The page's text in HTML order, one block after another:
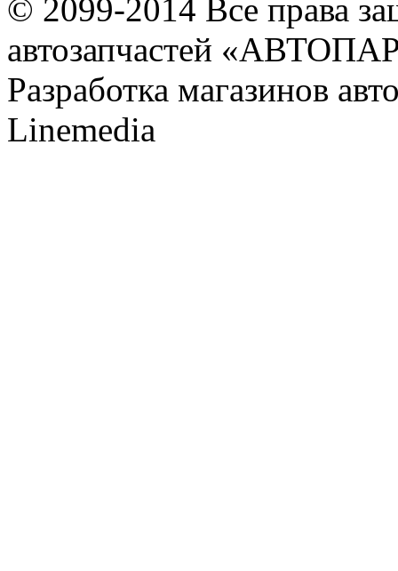
© 2099-2014 Все права
автозапчастей
Разработка магазинов
Linemedia